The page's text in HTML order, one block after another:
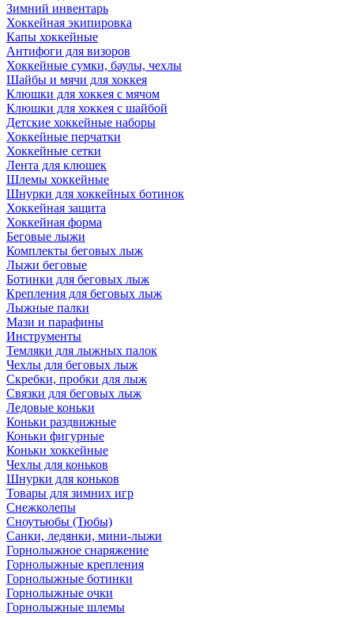
Зимний инвентарь
Хоккейная экипировка
Капы хоккейные
Антифоги для визоров
Хоккейные сумки, баулы, чехлы
Шайбы и мячи для хоккея
Клюшки для хоккея с мячом
Клюшки для хоккея с шайбой
Детские хоккейные наборы
Хоккейные перчатки
Хоккейные сетки
Лента для клюшек
Шлемы хоккейные
Шнурки для хоккейных ботинок
Хоккейная защита
Хоккейная форма
Беговые лыжи
Комплекты беговых лыж
Лыжи беговые
Ботинки для беговых лыж
Крепления для беговых лыж
Лыжные палки
Мази и парафины
Инструменты
Темляки для лыжных палок
Чехлы для беговых лыж
Скребки, пробки для лыж
Связки для беговых лыж
Ледовые коньки
Коньки раздвижные
Коньки фигурные
Коньки хоккейные
Чехлы для коньков
Шнурки для коньков
Товары для зимних игр
Снежколепы
Сноутьюбы (Тюбы)
Санки, ледянки, мини-лыжи
Горнолыжное снаряжение
Горнолыжные крепления
Горнолыжные ботинки
Горнолыжные очки
Горнолыжные шлемы